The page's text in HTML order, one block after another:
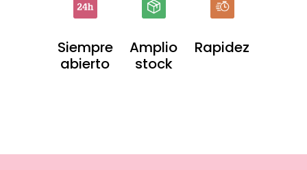
Siempre
abierto
Amplio
stock
Rapidez